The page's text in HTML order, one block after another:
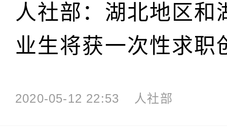
人社部：湖北地区和
业生将获一次性求职
2020-05-12 22:53 人社部